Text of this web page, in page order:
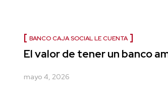
BANCO CAJA SOCIAL LE CUENTA
El valor de tener un banco
mayo 4, 2026